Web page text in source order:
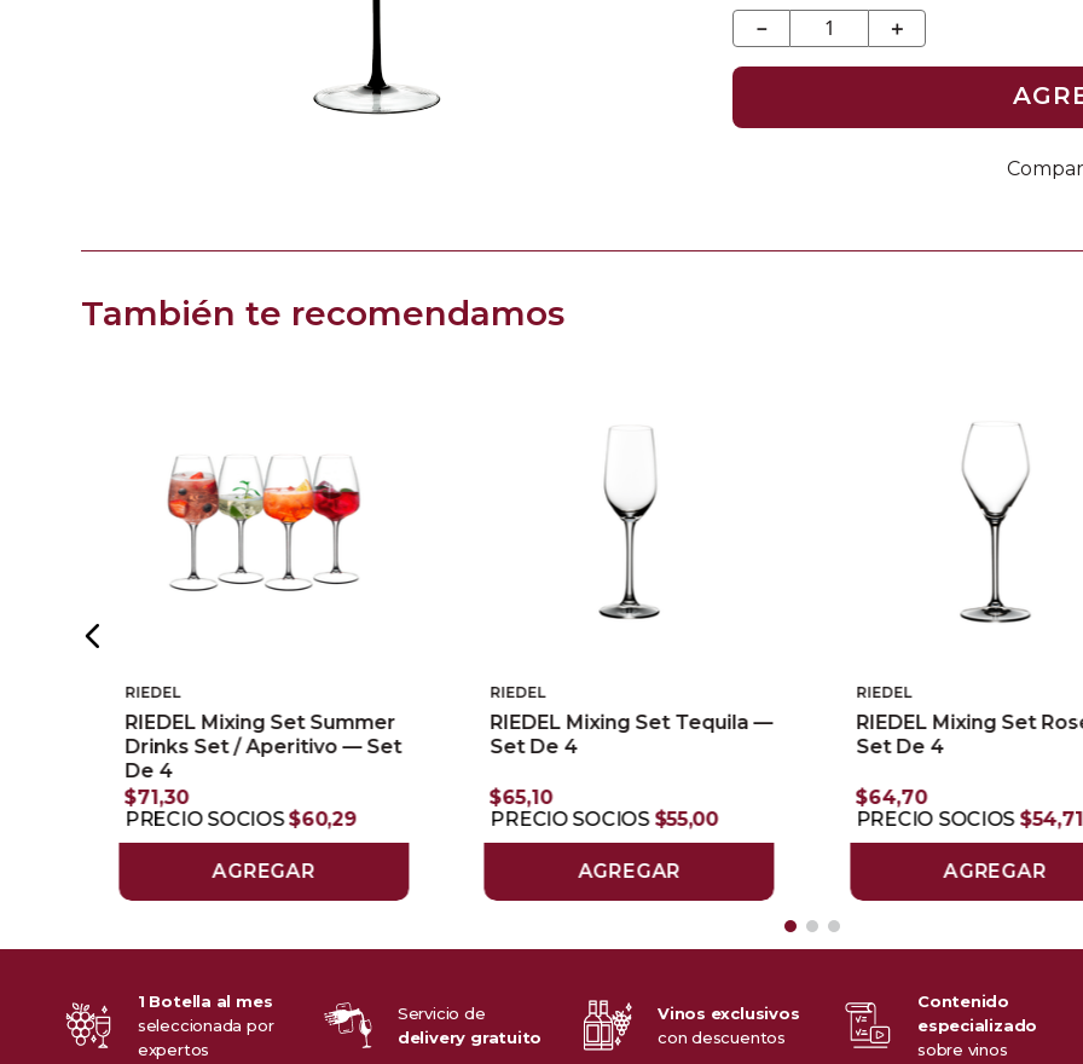
＋
－
También te recomendamos
RIEDEL
RIEDEL Mixing Set Summer
Drinks Set / Aperitivo — Set
De 4
$71,30
PRECIO SOCIOS$60,29
AGREGAR
RIEDEL
RIEDEL Mixing Set Tequila —
Set De 4
$65,10
PRECIO SOCIOS $55,00
AGREGAR
RIEDEL
RIEDEL Mixing Set
Set De 4
$64,70
PRECIO SOCIOS $54,71
AGREGAR
1 Botella al mes
seleccionada por
expertos
Servicio de
delivery gratuito
Vinos exclusivos
con descuentos
Contenido
especializado
sobre vinos